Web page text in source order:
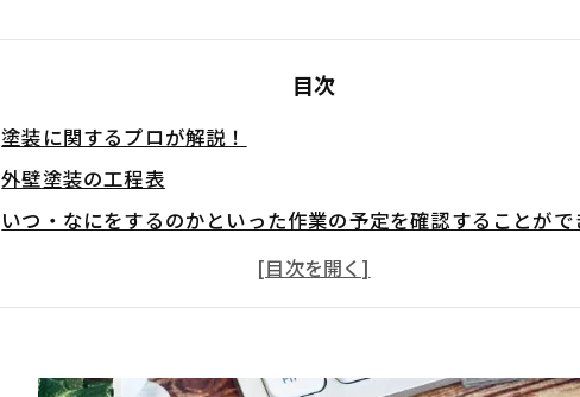
目次
塗装に関するプロが解説！
外壁塗装の工程表
いつ・なにをするのかといった作業の予定を確認することが
足場組立・養生
外壁塗装